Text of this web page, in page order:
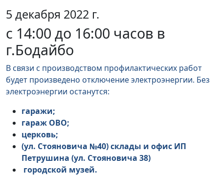
5 декабря 2022 г.
с 14:00 до 16:00 часов в
г.Бодайбо
В связи с производством профилактических работ
будет произведено отключение электроэнергии. Без
электроэнергии останутся:
гаражи;
гараж ОВО;
церковь;
(ул. Стояновича №40) склады и офис ИП
Петрушина (ул. Стояновича 38)
городской музей.